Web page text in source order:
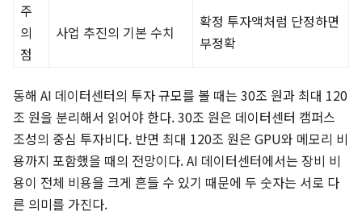
주
의
점
사업 추진의 기본 수치
확정 투자액처럼 단정하면
부정확
동해 AI 데이터센터의 투자 규모를 볼 때는 30조 원과 최대 120
조 원을 분리해서 읽어야 한다. 30조 원은 데이터센터 캠퍼스
조성의 중심 투자비다. 반면 최대 120조 원은 GPU와 메모리 비
용까지 포함했을 때의 전망이다. AI 데이터센터에서는 장비 비
용이 전체 비용을 크게 흔들 수 있기 때문에 두 숫자는 서로 다
른 의미를 가진다.